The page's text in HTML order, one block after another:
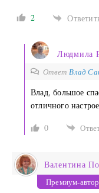
2
Людмила
ОтветВлад
Влад, большое
отличного
0
Валентина
Премиум-автор